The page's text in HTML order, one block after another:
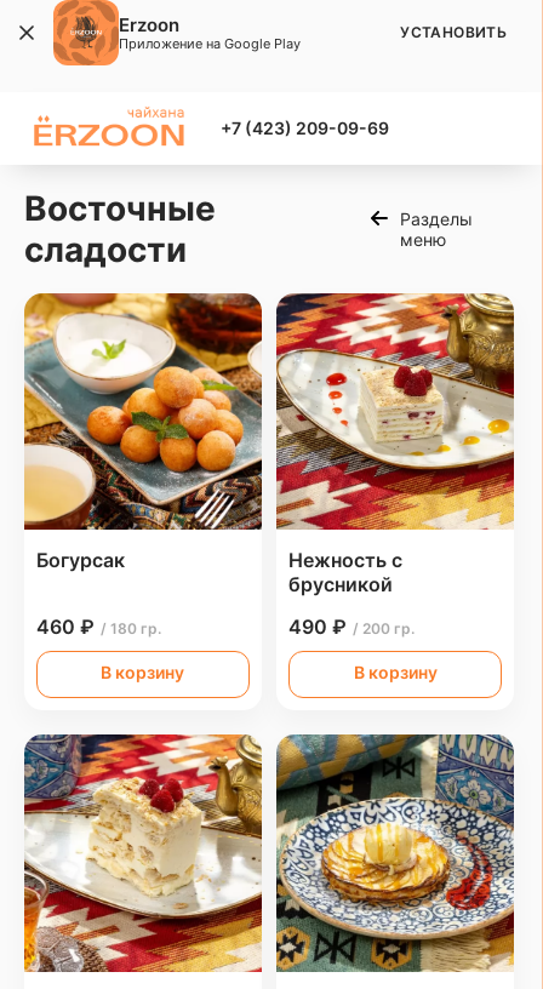
+7 (423) 209-09-69
Восточные
сладости
Разделы
меню
Богурсак
460 ₽ / 180 гр.
В корзину
Нежность с
брусникой
490 ₽ / 200 гр.
В корзину
Erzoon
Приложение на Google Play
УСТАНОВИТЬ